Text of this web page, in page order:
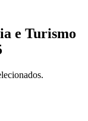
e Turismo